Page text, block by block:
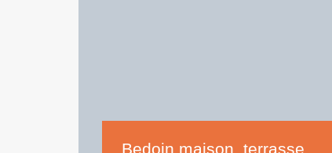
Bedoin maison_terrasse